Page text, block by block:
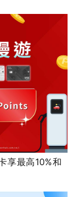
享最高10%和